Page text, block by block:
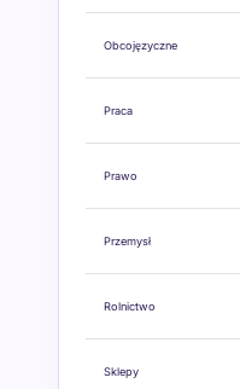
Obcojęzyczne
Praca
Prawo
Przemysł
Rolnictwo
Sklepy